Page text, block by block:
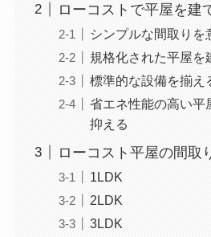
ローコストで平屋を建
シンプルな間取りを
規格化された平屋を
標準的な設備を揃え
省エネ性能の高い平
抑える
ローコスト平屋の間取
1LDK
2LDK
3LDK